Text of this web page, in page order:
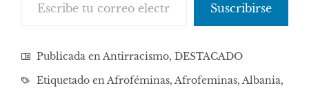
Suscribirse
Publicada enAntirracismo, DESTACADO
Etiquetado enAfroféminas, Afrofeminas, Albania,